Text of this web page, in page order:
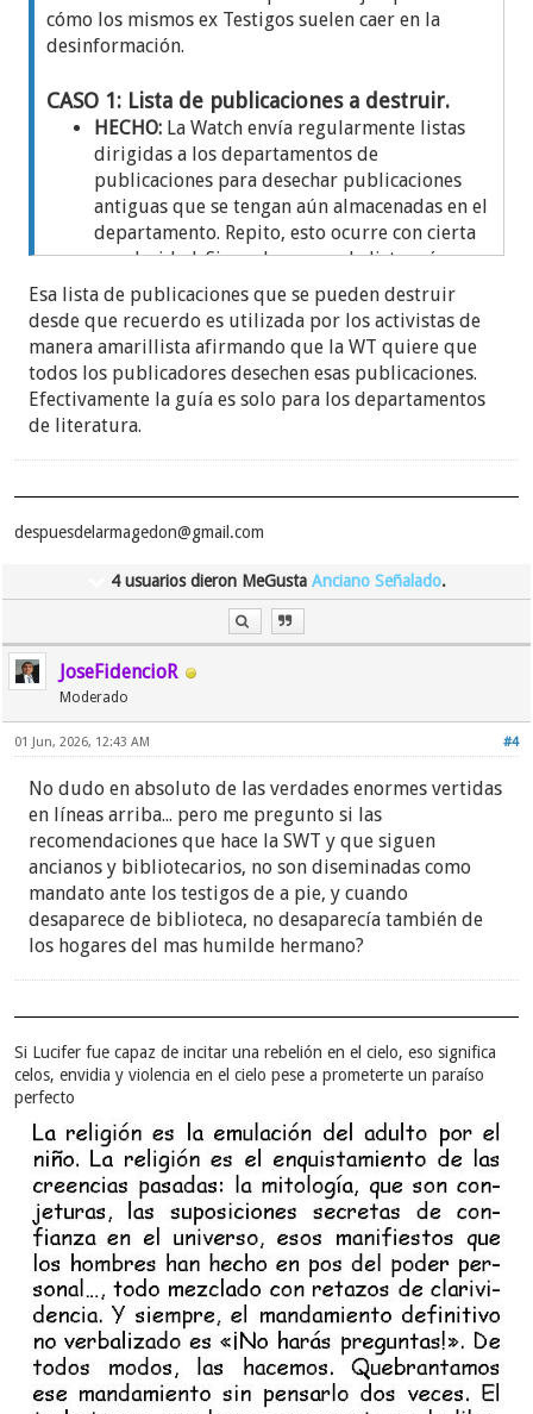
cómo los mismos ex Testigos suelen caer en la
desinformación.
CASO 1: Lista de publicaciones a destruir.
HECHO: La Watch envía regularmente listas
dirigidas a los departamentos de
publicaciones para desechar publicaciones
antiguas que se tengan aún almacenadas en el
departamento. Repito, esto ocurre con cierta
regularidad. Sin embargo, en la lista más
reciente apareció el famoso libro Apocalipsis
la respuesta no se hizo esperar.
EL ERROR:Ante la filtración de la lista, varios
canales de ex Testigos se apresuraron a
afirmar que la Watch estaba pidiendo a los
publicadores que debían destruir el libro y
resultan obsoletas.
LA REALIDAD:
La carta va dirigida al
departamento de publicaciones y los únicos
ejemplares que se desechan son los que aún
pudieran tenerse en existenciaen el
. Los publicadores no están
obligados a destruir sus libros. La medida
indica principalmente que el libro está fuera
de circulación y no habrá más tiradas de
citando, cada vez menos, como referencia en
otras nuevas publicaciones, aunque mucha de
su información ahora está obsoleta.
CASO 2: Las nuevas redes sociales de JW
HECHO:La Watch anunció que implementó un
programa piloto para crear cuentas oficiales
en Instagram y TikTok. El contenido está
dirigido principalmente al público no Testigo
EL ERROR: De nuevo, varios ex Testigos
salieron a afirmar que este será el nuevo
adelante se involucrará a los publicadores.
LA REALIDAD:El objetivo principal de la
Watch con esta medida es establecer un canal
oficial para los medios y combatir la mala
imagen que se han ganado últimamente ante
gobiernos y medios. El mensaje que se lee
entre líneas es claro:estas cuentas no son para
los publicadores. Ellos deben seguir
acudiendo a JW Broadcasting y al sitio oficial
para informarse.
Esa lista de publicaciones que se pueden destruir
desde que recuerdo es utilizada por los activistas de
manera amarillista afirmando que la WT quiere que
todos los publicadores desechen esas publicaciones.
Efectivamente la guía es solo para los departamentos
de literatura.
despuesdelarmagedon@gmail.com
4 usuarios dieron MeGusta Anciano Señalado.
JoseFidencioR
Moderado
#4
01 Jun, 2026, 12:43 AM
No dudo en absoluto de las verdades enormes vertidas
en líneas arriba... pero me pregunto si las
recomendaciones que hace la SWT y que siguen
ancianos y bibliotecarios, no son diseminadas como
mandato ante los testigos de a pie, y cuando
desaparece de biblioteca, no desaparecía también de
los hogares del mas humilde hermano?
Si Lucifer fue capaz de incitar una rebelión en el cielo, eso significa
celos, envidia y violencia en el cielo pese a prometerte un paraíso
perfecto